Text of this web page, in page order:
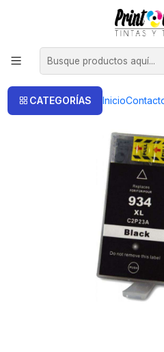
CATEGORÍAS Inicio
📦 Envío Gratis
Cartuchos
934XL negro